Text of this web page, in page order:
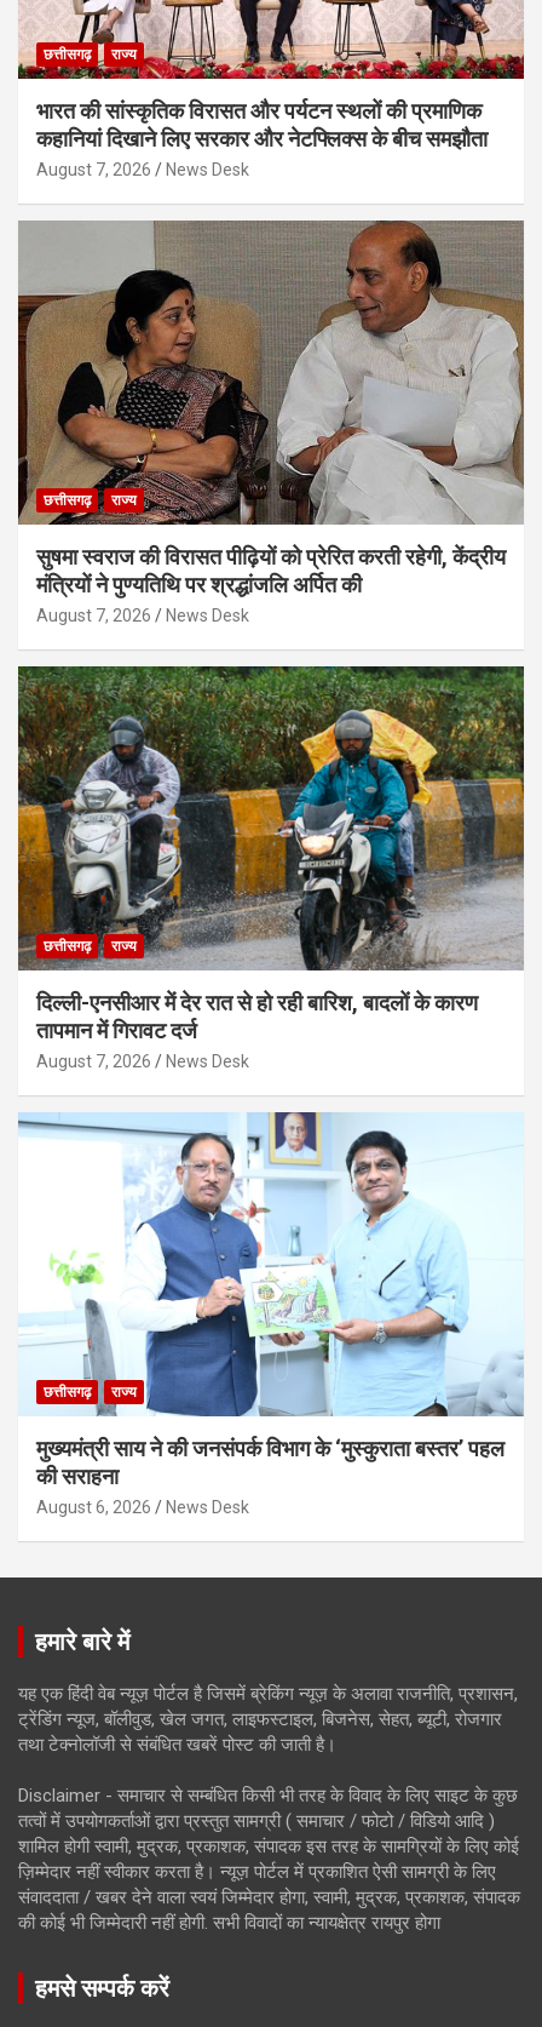
छत्तीसगढ़ राज्य
भारत की सांस्कृतिक विरासत और पर्यटन स्थलों की प्रमाणिक
कहानियां दिखाने लिए सरकार और नेटफ्लिक्स के बीच समझौता
August 7, 2026 News Desk
छत्तीसगढ़ राज्य
सुषमा स्वराज की विरासत पीढ़ियों को प्रेरित करती रहेगी, केंद्रीय
मंत्रियों ने पुण्यतिथि पर श्रद्धांजलि अर्पित की
August 7, 2026 News Desk
छत्तीसगढ़ राज्य
दिल्ली-एनसीआर में देर रात से हो रही बारिश, बादलों के कारण
तापमान में गिरावट दर्ज
August 7, 2026 News Desk
छत्तीसगढ़ राज्य
मुख्यमंत्री साय ने की जनसंपर्क विभाग के ‘मुस्कुराता बस्तर’ पहल
की सराहना
August 6, 2026 News Desk
हमारे बारे में
यह एक हिंदी वेब न्यूज़ पोर्टल है जिसमें ब्रेकिंग न्यूज़ के अलावा राजनीति, प्रशासन,
ट्रेंडिंग न्यूज, बॉलीवुड, खेल जगत, लाइफस्टाइल, बिजनेस, सेहत, ब्यूटी, रोजगार
तथा टेक्नोलॉजी से संबंधित खबरें पोस्ट की जाती है।
Disclaimer - समाचार से सम्बंधित किसी भी तरह के विवाद के लिए साइट के कुछ
तत्वों में उपयोगकर्ताओं द्वारा प्रस्तुत सामग्री ( समाचार / फोटो / विडियो आदि )
शामिल होगी स्वामी, मुद्रक, प्रकाशक, संपादक इस तरह के सामग्रियों के लिए कोई
ज़िम्मेदार नहीं स्वीकार करता है। न्यूज़ पोर्टल में प्रकाशित ऐसी सामग्री के लिए
संवाददाता / खबर देने वाला स्वयं जिम्मेदार होगा, स्वामी, मुद्रक, प्रकाशक, संपादक
की कोई भी जिम्मेदारी नहीं होगी. सभी विवादों का न्यायक्षेत्र रायपुर होगा
हमसे सम्पर्क करें